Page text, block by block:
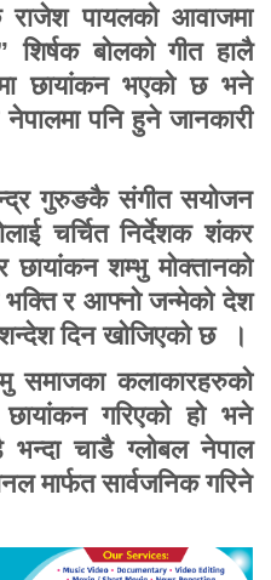
राजेश पायलको आवाजमा
शिर्षक बोलको गीत हालै
छायांकन भएको छ भने
पनि हुने जानकारी
गुरुङकै संगीत सयोजन
चर्चित निर्देशक शंकर
छायांकन शम्भु मोक्तानको
र आफ्नो जन्मेको देश
शन्देश दिन खोजिएको छ ।
समाजका कलाकारहरुको
छायांकन गरिएको हो भने
चाडै ग्लोबल नेपाल
मार्फत सार्वजनिक गरिने